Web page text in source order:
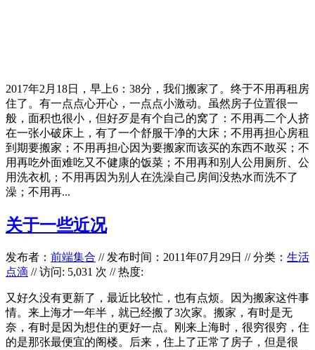
2017年2月18日，早上6：38分，我们搬家了。终于不用再租房
住了。有一点点心开心，一点点小激动。虽然房子位置很一
般，面积也很小，但好歹是有个自己的窝了：不用再二个人挤
在一张小破床上，有了一个舒服干净的大床；不用再担心房租
到期要搬家；不用再担心因为要搬家而该买的东西不敢买；不
用再吃外面难吃又不健康的饭菜；不用再和别人公用厕所、公
用洗衣机；不用再因为别人在洗澡自己房间没热水而洗不了
澡；不用再...
关于一些近况
发布者： 前端集合 // 发布时间：2011年07月29日 //分类： 生活
点滴 // 访问: 5,031 次 // 热度:
又好久没有更新了，最近比较忙，也有点烦。因为搬家这件事
情。来上海才一年半，就已经搬了3次家。搬家，有时是无
奈，有时是因为想住的更好一点。刚来上海时，很穷很穷，住
的是那张最便宜的阁楼。后来，住上了正常了房子，但是很